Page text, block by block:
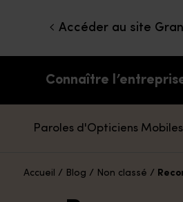
Connaître
Accéder au site
Paroles d'Opticiens Mobiles
Accueil / Blog / Non classé /